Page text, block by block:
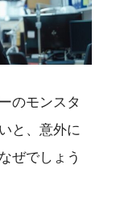
のモンスタ
と、意外に
ぜでしょう